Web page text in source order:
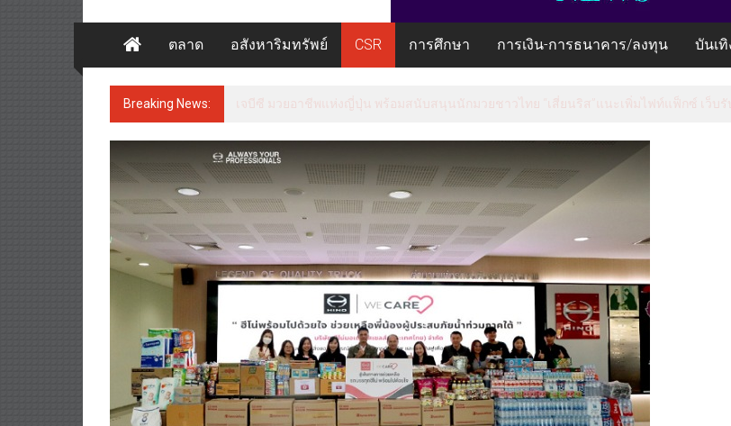
ตลาด อสังหาริมทรัพย์ CSR การศึกษา การเงิน-การธนาคาร/ลงทุน บันเทิ
Breaking News: เจบีซี มวยอาชีพแห่งญี่ปุ่น พร้อมสนับสนุนนักมวยชาวไทย “เสี่ยนริส”แนะเพิ่มไฟท์แฟ็กซ์ เว็บ